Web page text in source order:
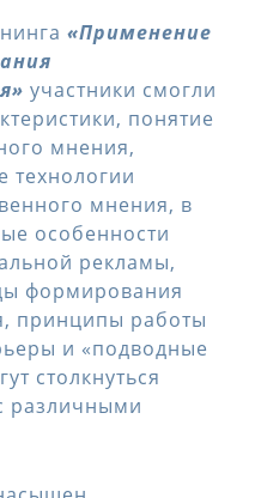
«Применение
участники смогли
понятие
мнения,
технологии
мнения, в
особенности
рекламы,
формирования
принципы работы
и «подводные
столкнуться
различными